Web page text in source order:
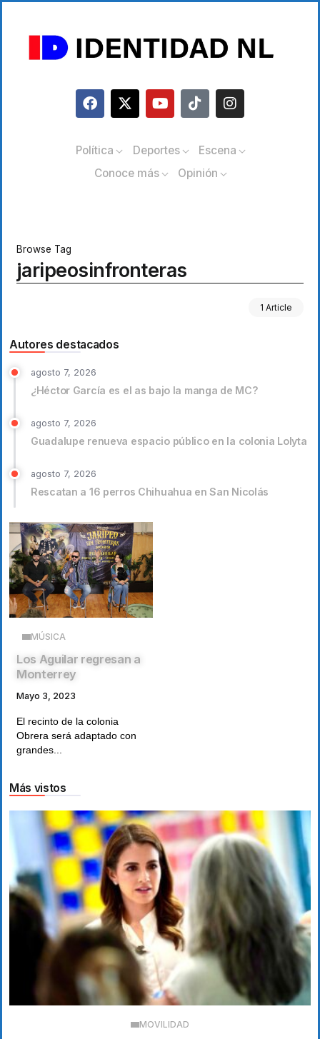
Política Deportes
Escena
Conoce más
Opinión
Browse Tag
jaripeosinfronteras
1 Article
Autores destacados
agosto 7, 2026
¿Héctor García es el as bajo la manga de MC?
agosto 7, 2026
Guadalupe renueva espacio público en la colonia Lolyta
agosto 7, 2026
Rescatan a 16 perros Chihuahua en San Nicolás
MÚSICA
Los Aguilar regresan a
Monterrey
Mayo 3, 2023
El recinto de la colonia
Obrera será adaptado con
grandes...
Más vistos
MOVILIDAD